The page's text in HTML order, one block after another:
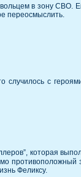
в зону СВО.
переосмыслить.
с
которая
Феликсу.